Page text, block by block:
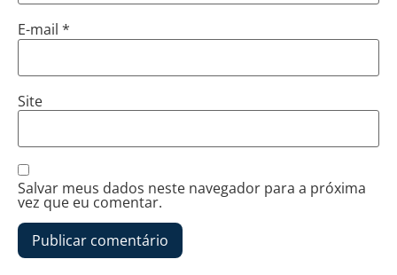
E-mail *
Site
Salvar meus dados neste navegador para a próxima
vez que eu comentar.